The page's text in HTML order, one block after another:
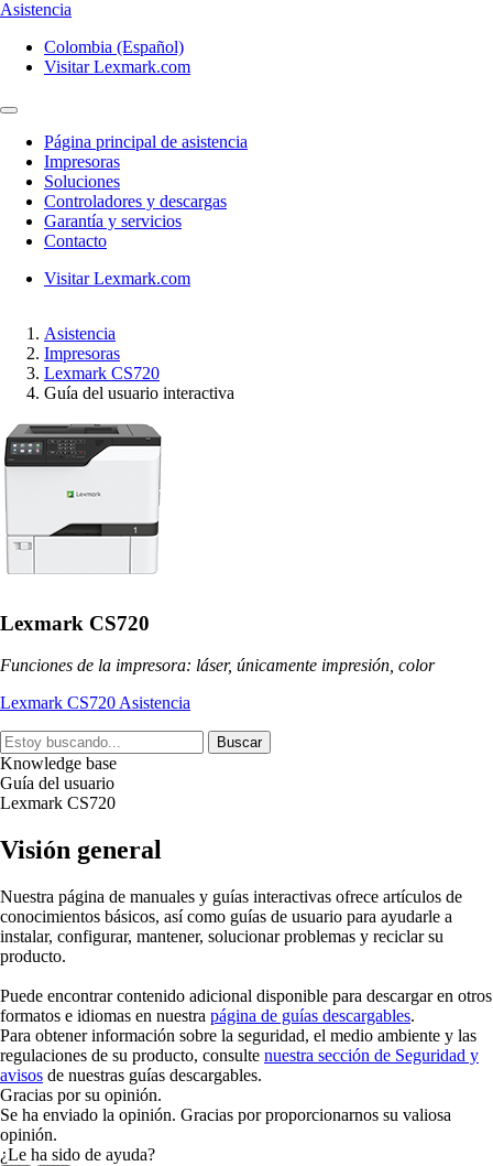
Asistencia
Colombia (Español)
Visitar Lexmark.com
Página principal de asistencia
Impresoras
Soluciones
Controladores y descargas
Garantía y servicios
Contacto
Visitar Lexmark.com
Asistencia
Impresoras
Lexmark CS720
Guía del usuario interactiva
Lexmark CS720
Funciones de la impresora: láser, únicamente impresión, color
Lexmark CS720 Asistencia
Buscar
Knowledge base
Guía del usuario
Lexmark CS720
Visión general
Nuestra página de manuales y guías interactivas ofrece artículos de
conocimientos básicos, así como guías de usuario para ayudarle a
instalar, configurar, mantener, solucionar problemas y reciclar su
producto.
Puede encontrar contenido adicional disponible para descargar en otros
formatos e idiomas en nuestra página de guías descargables.
Para obtener información sobre la seguridad, el medio ambiente y las
regulaciones de su producto, consulte nuestra sección de Seguridad y
avisos de nuestras guías descargables.
Gracias por su opinión.
Se ha enviado la opinión. Gracias por proporcionarnos su valiosa
opinión.
¿Le ha sido de ayuda?